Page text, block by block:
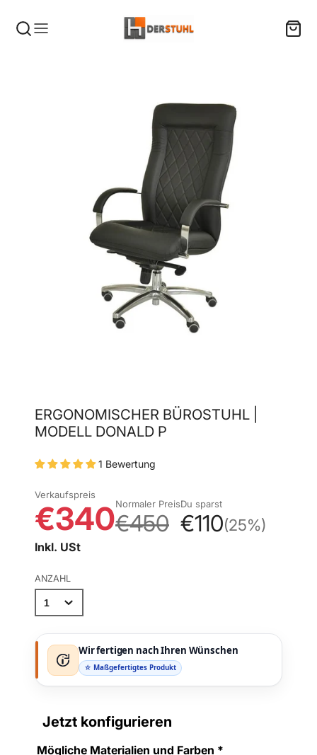
ERGONOMISCHER BÜROSTUHL |
MODELL DONALD P
1 Bewertung
Verkaufspreis
€340Normaler Preis
€450
Du sparst
€110(25%)
Inkl. USt
ANZAHL
Wir fertigen nach Ihren Wünschen
☆ Maßgefertigtes Produkt
Jetzt konfigurieren
Mögliche Materialien und Farben *